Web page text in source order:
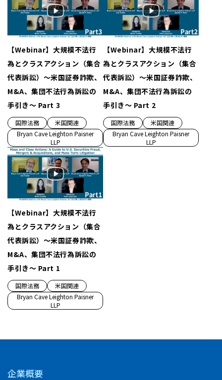
【Webinar】大規模不法行
為とクラスアクション（集合
代表訴訟）～米国証券詐欺、
M&A、集団不法行為訴訟の
手引き～ Part 3
国際法務
米国関連
Bryan Cave Leighton Paisner
LLP
【Webinar】大規模不法行
為とクラスアクション（集合
代表訴訟）～米国証券詐欺、
M&A、集団不法行為訴訟の
手引き～ Part 2
国際法務
米国関連
Bryan Cave Leighton Paisner
LLP
【Webinar】大規模不法行
為とクラスアクション（集合
代表訴訟）～米国証券詐欺、
M&A、集団不法行為訴訟の
手引き～ Part 1
国際法務
米国関連
Bryan Cave Leighton Paisner
LLP
企業概要